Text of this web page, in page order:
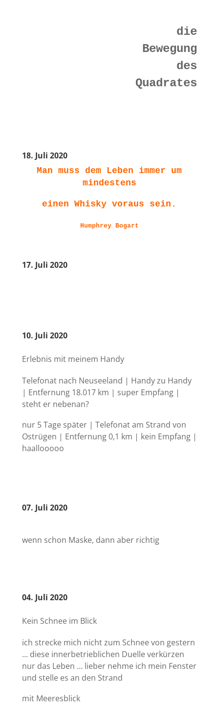
die
Bewegung
des
Quadrates
18. Juli 2020
Man muss dem Leben immer um
mindestens
einen Whisky voraus sein.
Humphrey Bogart
17. Juli 2020
10. Juli 2020
Erlebnis mit meinem Handy
Telefonat nach Neuseeland | Handy zu Handy
| Entfernung 18.017 km | super Empfang |
steht er nebenan?
nur 5 Tage später | Telefonat am Strand von
Ostrügen | Entfernung 0,1 km | kein Empfang |
haallooooo
07. Juli 2020
wenn schon Maske, dann aber richtig
04. Juli 2020
Kein Schnee im Blick
ich strecke mich nicht zum Schnee von gestern
… diese innerbetrieblichen Duelle verkürzen
nur das Leben … lieber nehme ich mein Fenster
und stelle es an den Strand
mit Meeresblick